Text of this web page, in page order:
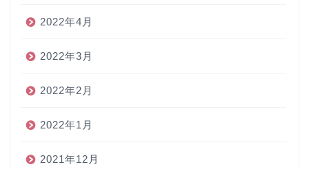
2022年4月
2022年3月
2022年2月
2022年1月
2021年12月